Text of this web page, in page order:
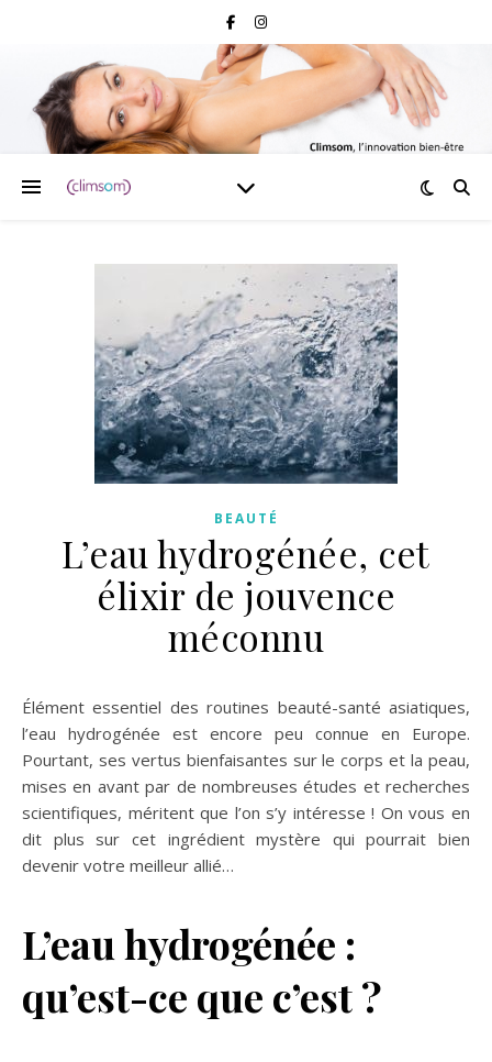
BEAUTÉ
L’eau hydrogénée, cet
élixir de jouvence
méconnu
Élément essentiel des routines beauté-santé asiatiques,
l’eau hydrogénée est encore peu connue en Europe.
Pourtant, ses vertus bienfaisantes sur le corps et la peau,
mises en avant par de nombreuses études et recherches
scientifiques, méritent que l’on s’y intéresse ! On vous en
dit plus sur cet ingrédient mystère qui pourrait bien
devenir votre meilleur allié…
L’eau hydrogénée :
qu’est-ce que c’est ?